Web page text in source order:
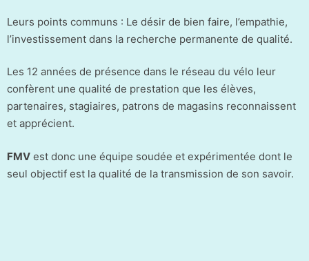
Leurs points communs : Le désir de bien faire, l’empathie,
l’investissement dans la recherche permanente de qualité.
Les 12 années de présence dans le réseau du vélo leur
confèrent une qualité de prestation que les élèves,
partenaires, stagiaires, patrons de magasins reconnaissent
et apprécient.
FMV est donc une équipe soudée et expérimentée dont le
seul objectif est la qualité de la transmission de son savoir.